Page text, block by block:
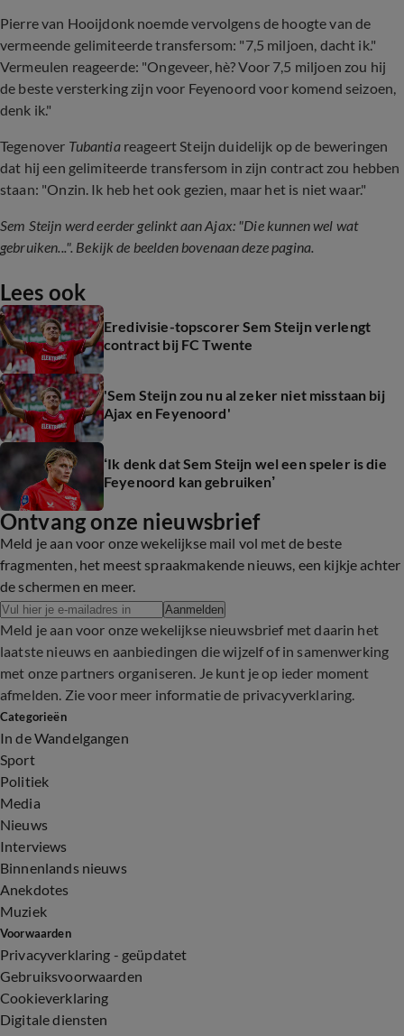
Pierre van Hooijdonk noemde vervolgens de hoogte van de
vermeende gelimiteerde transfersom: "7,5 miljoen, dacht ik."
Vermeulen reageerde: "Ongeveer, hè? Voor 7,5 miljoen zou hij
de beste versterking zijn voor Feyenoord voor komend seizoen,
denk ik."
Tegenover Tubantia reageert Steijn duidelijk op de beweringen
dat hij een gelimiteerde transfersom in zijn contract zou hebben
staan: "Onzin. Ik heb het ook gezien, maar het is niet waar."
Sem Steijn werd eerder gelinkt aan Ajax: "Die kunnen wel wat
gebruiken...". Bekijk de beelden bovenaan deze pagina.
Lees ook
Eredivisie-topscorer Sem Steijn verlengt
contract bij FC Twente
'Sem Steijn zou nu al zeker niet misstaan bij
Ajax en Feyenoord'
‘Ik denk dat Sem Steijn wel een speler is die
Feyenoord kan gebruiken’
Ontvang onze nieuwsbrief
Meld je aan voor onze wekelijkse mail vol met de beste
fragmenten, het meest spraakmakende nieuws, een kijkje achter
de schermen en meer.
Aanmelden
Meld je aan voor onze wekelijkse nieuwsbrief met daarin het
laatste nieuws en aanbiedingen die wijzelf of in samenwerking
met onze partners organiseren. Je kunt je op ieder moment
afmelden. Zie voor meer informatie de privacyverklaring.
Categorieën
In de Wandelgangen
Sport
Politiek
Media
Nieuws
Interviews
Binnenlands nieuws
Anekdotes
Muziek
Voorwaarden
Privacyverklaring - geüpdatet
Gebruiksvoorwaarden
Cookieverklaring
Digitale diensten